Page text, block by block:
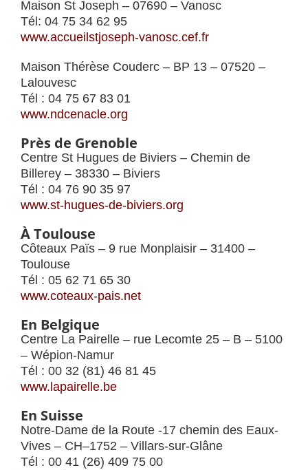
Maison St Joseph – 07690 – Vanosc
Tél: 04 75 34 62 95
www.accueilstjoseph-vanosc.cef.fr
Maison Thérèse Couderc – BP 13 – 07520 –
Lalouvesc
Tél : 04 75 67 83 01
www.ndcenacle.org
Près de Grenoble
Centre St Hugues de Biviers – Chemin de
Billerey – 38330 – Biviers
Tél : 04 76 90 35 97
www.st-hugues-de-biviers.org
À Toulouse
Côteaux Païs – 9 rue Monplaisir – 31400 –
Toulouse
Tél : 05 62 71 65 30
www.coteaux-pais.net
En Belgique
Centre La Pairelle – rue Lecomte 25 – B – 5100
– Wépion-Namur
Tél : 00 32 (81) 46 81 45
www.lapairelle.be
En Suisse
Notre-Dame de la Route -17 chemin des Eaux-
Vives – CH–1752 – Villars-sur-Glâne
Tél : 00 41 (26) 409 75 00